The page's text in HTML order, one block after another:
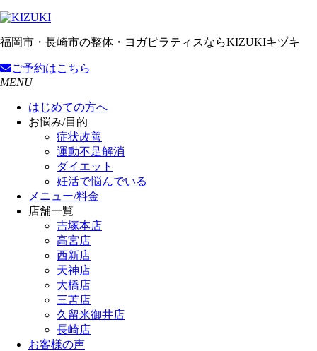
福岡市・長崎市の整体・ヨガピラティスならKIZUKIキヅキ
ご予約はこちら
MENU
はじめての方へ
お悩み/目的
症状改善
運動不足解消
ダイエット
妊活で悩んでいる
メニュー/料金
店舗一覧
吉塚本店
高宮店
西新店
天神店
大橋店
三苫店
久留米御井店
長崎店
お客様の声